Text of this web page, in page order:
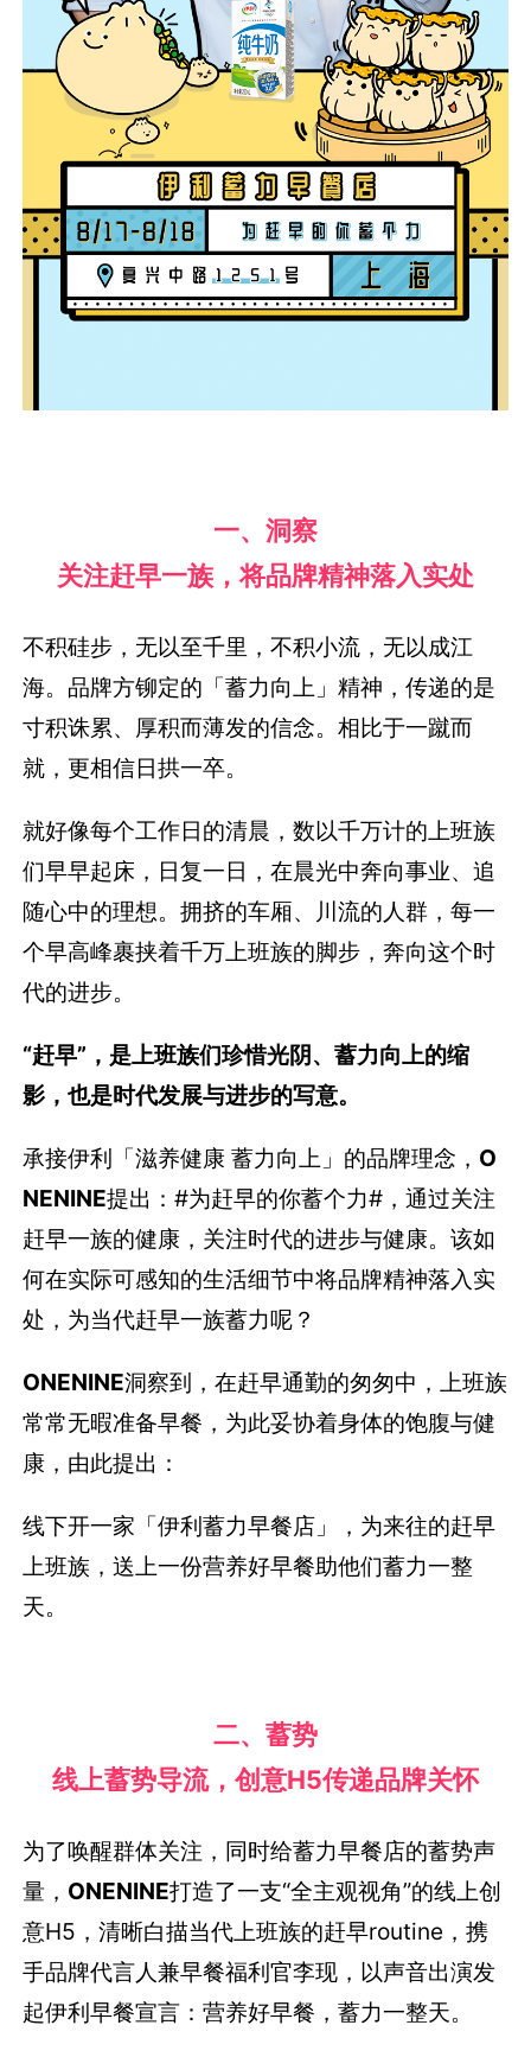
一、洞察
关注赶早一族，将品牌精神落入实处
不积硅步，无以至千里，不积小流，无以成江
海。品牌方铆定的「蓄力向上」精神，传递的是
寸积诛累、厚积而薄发的信念。相比于一蹴而
就，更相信日拱一卒。
就好像每个工作日的清晨，数以千万计的上班族
们早早起床，日复一日，在晨光中奔向事业、追
随心中的理想。拥挤的车厢、川流的人群，每一
个早高峰裹挟着千万上班族的脚步，奔向这个时
代的进步。
“赶早”，是上班族们珍惜光阴、蓄力向上的缩
影，也是时代发展与进步的写意。
承接伊利「滋养健康 蓄力向上」的品牌理念， O
NENINE提出：#为赶早的你蓄个力#，通过关注
赶早一族的健康，关注时代的进步与健康。该如
何在实际可感知的生活细节中将品牌精神落入实
处，为当代赶早一族蓄力呢？
ONENINE洞察到，在赶早通勤的匆匆中，上班族
常常无暇准备早餐，为此妥协着身体的饱腹与健
康，由此提出：
线下开一家「伊利蓄力早餐店」，为来往的赶早
上班族，送上一份营养好早餐助他们蓄力一整
天。
二、蓄势
线上蓄势导流，创意H5传递品牌关怀
为了唤醒群体关注，同时给蓄力早餐店的蓄势声
量， ONENINE打造了一支“全主观视角”的线上创
意H5，清晰白描当代上班族的赶早routine，携
手品牌代言人兼早餐福利官李现，以声音出演发
起伊利早餐宣言：营养好早餐，蓄力一整天。